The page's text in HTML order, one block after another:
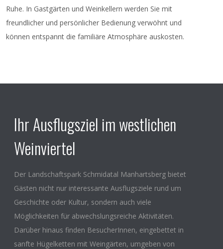
Ort: Feuerwehrhaus Eggendorf/Walde
Ruhe. In Gastgärten und Weinkellern werden Sie mit
freundlicher und persönlicher Bedienung verwöhnt und
können entspannt die familiäre Atmosphäre auskosten.
Ihr Ausflugsziel im westlichen
Weinviertel
Der Landschaftspark Schmidatal Manhartsberg bietet
Gästen nicht nur interessante Ausflugsziele rund um
Geschichte oder Kultur, sondern auch viele
Möglichkeiten für abwechslungsreiche Aktivitäten.
Darüber hinaus finden BesucherInnen, eingebettet in
sanfte Hügelketten mit Weingärten, umgeben von